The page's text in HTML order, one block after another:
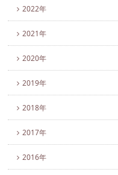
2022年
2021年
2020年
2019年
2018年
2017年
2016年